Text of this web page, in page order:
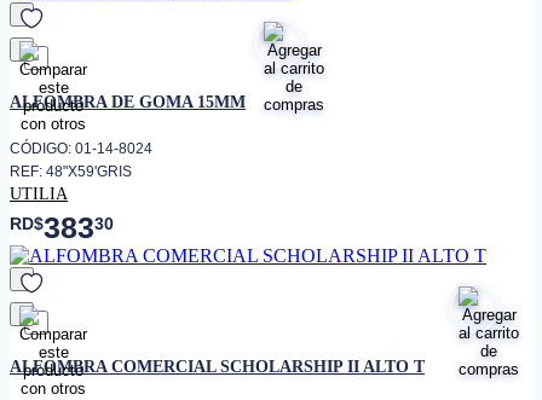
favorito
ALFOMBRA DE GOMA 15MM
CÓDIGO: 01-14-8024
REF: 48"X59'GRIS
UTILIA
RD$38330
favorito
ALFOMBRA COMERCIAL SCHOLARSHIP II ALTO T